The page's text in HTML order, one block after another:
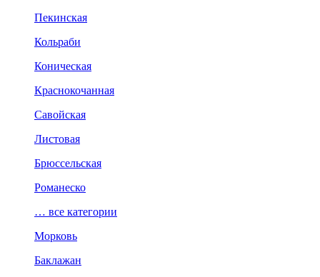
Пекинская
Кольраби
Коническая
Краснокочанная
Савойская
Листовая
Брюссельская
Романеско
… все категории
Морковь
Баклажан